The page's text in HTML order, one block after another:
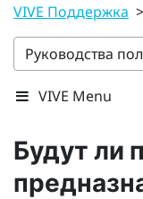
VIVE Поддержка >
Руководства
VIVE Menu
Будут ли